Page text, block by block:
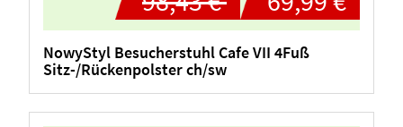
NowyStyl Besucherstuhl Cafe VII 4Fuß
Sitz-/Rückenpolster ch/sw